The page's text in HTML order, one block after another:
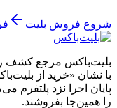
شروع فروش بلیت
بلیت‌باکس مرجع کشف
با نشان «خرید از
پایان اجرا نزد پلتفرم
را همین‌جا بفروشند.